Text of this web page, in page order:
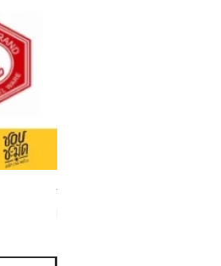
ชามเคลือบ Enamel Food grade ล